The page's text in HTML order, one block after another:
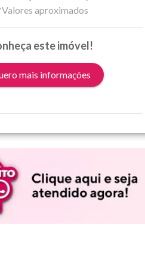
aproximados
este imóvel!
mais informações